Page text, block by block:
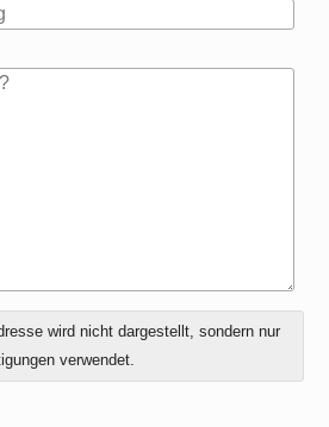
wird nicht dargestellt, sondern nur
verwendet.